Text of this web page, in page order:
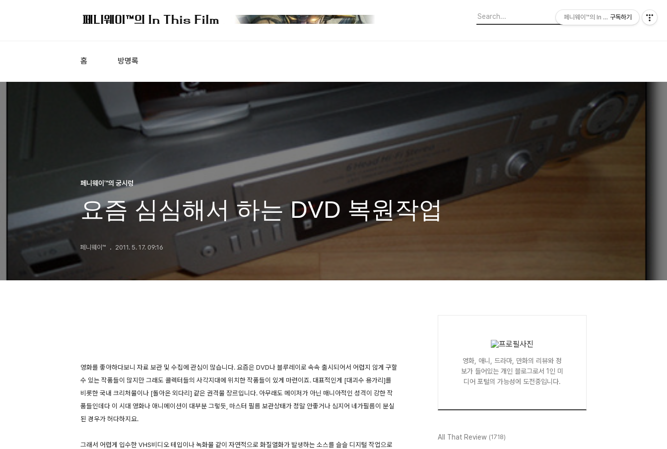
홈 방명록
페니웨이™의 궁시렁
요즘 심심해서 하는 DVD 복원작업
페니웨이™ 2011. 5. 17. 09:16
영화를 좋아하다보니 자료 보관 및 수집에 관심이 많습니다. 요즘은 DVD나 블루레이로 속속 출시되어서 어렵지 않게 구할
수 있는 작품들이 많지만 그래도 콜렉터들의 사각지대에 위치한 작품들이 있게 마련이죠. 대표적인게 [대괴수 용가리]를
비롯한 국내 크리처물이나 [돌아온 외다리] 같은 권격물 장르입니다. 아무래도 메이저가 아닌 매니아적인 성격이 강한 작
품들인데다 이 시대 영화나 애니메이션이 대부분 그렇듯, 마스터 필름 보관상태가 정말 안좋거나 심지어 네가필름이 분실
된 경우가 허다하지요.
그래서 어렵게 입수한 VHS비디오 테입이나 녹화물 같이 자연적으로 화질열화가 발생하는 소스를 슬슬 디지털 작업으로
영화, 애니, 드라마, 만화의 리뷰와 정
보가 들어있는 개인 블로그로서 1인 미
디어 포털의 가능성에 도전중입니다.
All That Review (1718)
페니웨이™의 In This Film
구독하기